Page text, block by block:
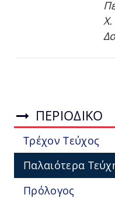
ΠΕΡΙΟΔΙΚΟ
Τρέχον Τεύχος
Παλαιότερα
Πρόλογος